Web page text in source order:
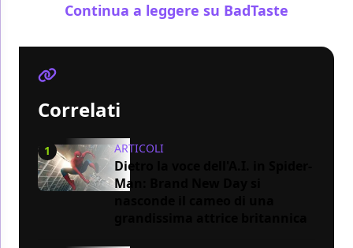
Continua a leggere su BadTaste
Correlati
1 ARTICOLI
Dietro la voce dell'A.I. in Spider-
Man: Brand New Day si